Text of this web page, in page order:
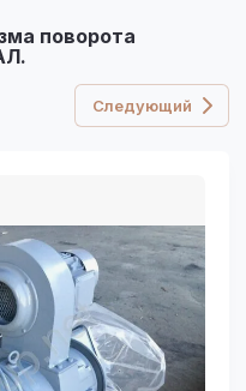
поворота
Следующий